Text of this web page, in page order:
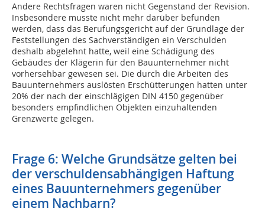
Andere Rechtsfragen waren nicht Gegenstand der Revision.
Insbesondere musste nicht mehr darüber befunden
werden, dass das Berufungsgericht auf der Grundlage der
Feststellungen des Sachverständigen ein Verschulden
deshalb abgelehnt hatte, weil eine Schädigung des
Gebäudes der Klägerin für den Bauunternehmer nicht
vorhersehbar gewesen sei. Die durch die Arbeiten des
Bauunternehmers auslösten Erschütterungen hatten unter
20% der nach der einschlägigen DIN 4150 gegenüber
besonders empfindlichen Objekten einzuhaltenden
Grenzwerte gelegen.
Frage 6: Welche Grundsätze gelten bei
der verschuldensabhängigen Haftung
eines Bauunternehmers gegenüber
einem Nachbarn?